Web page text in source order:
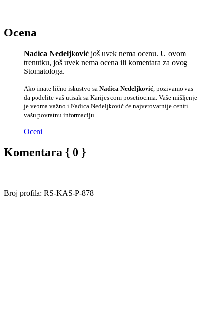
Ocena
Nadica Nedeljković još uvek nema ocenu. U ovom
trenutku, još uvek nema ocena ili komentara za ovog
Stomatologa.
Ako imate lično iskustvo sa Nadica Nedeljković , pozivamo vas
da podelite vaš utisak sa Karijes.com posetiocima. Vaše mišljenje
je veoma važno i Nadica Nedeljković će najverovatnije ceniti
vašu povratnu informaciju.
Oceni
Komentara { 0 }
Broj profila: RS-KAS-P-878